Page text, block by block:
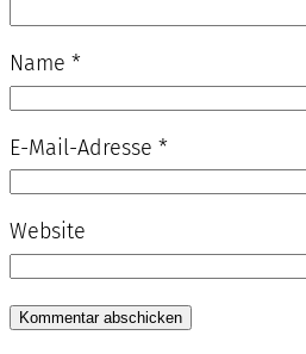
Name *
E-Mail-Adresse *
Website